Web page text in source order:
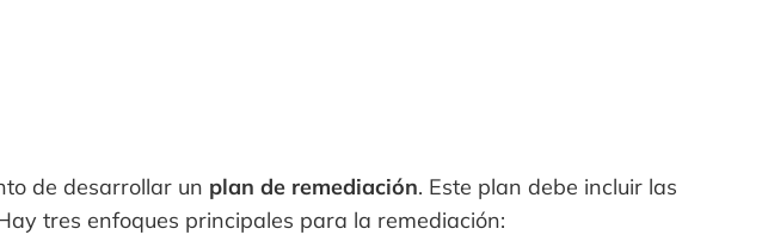
de desarrollar un plan de remediación. Este plan debe incluir las
tres enfoques principales para la remediación: